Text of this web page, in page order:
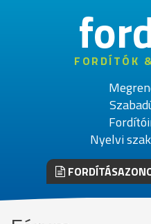
FORDÍTÓK
Nyelvi